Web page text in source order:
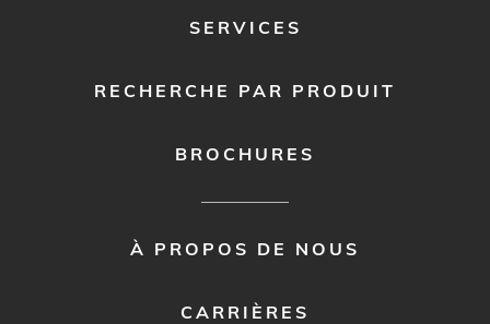
SERVICES
RECHERCHE PAR PRODUIT
BROCHURES
À PROPOS DE NOUS
CARRIÈRES